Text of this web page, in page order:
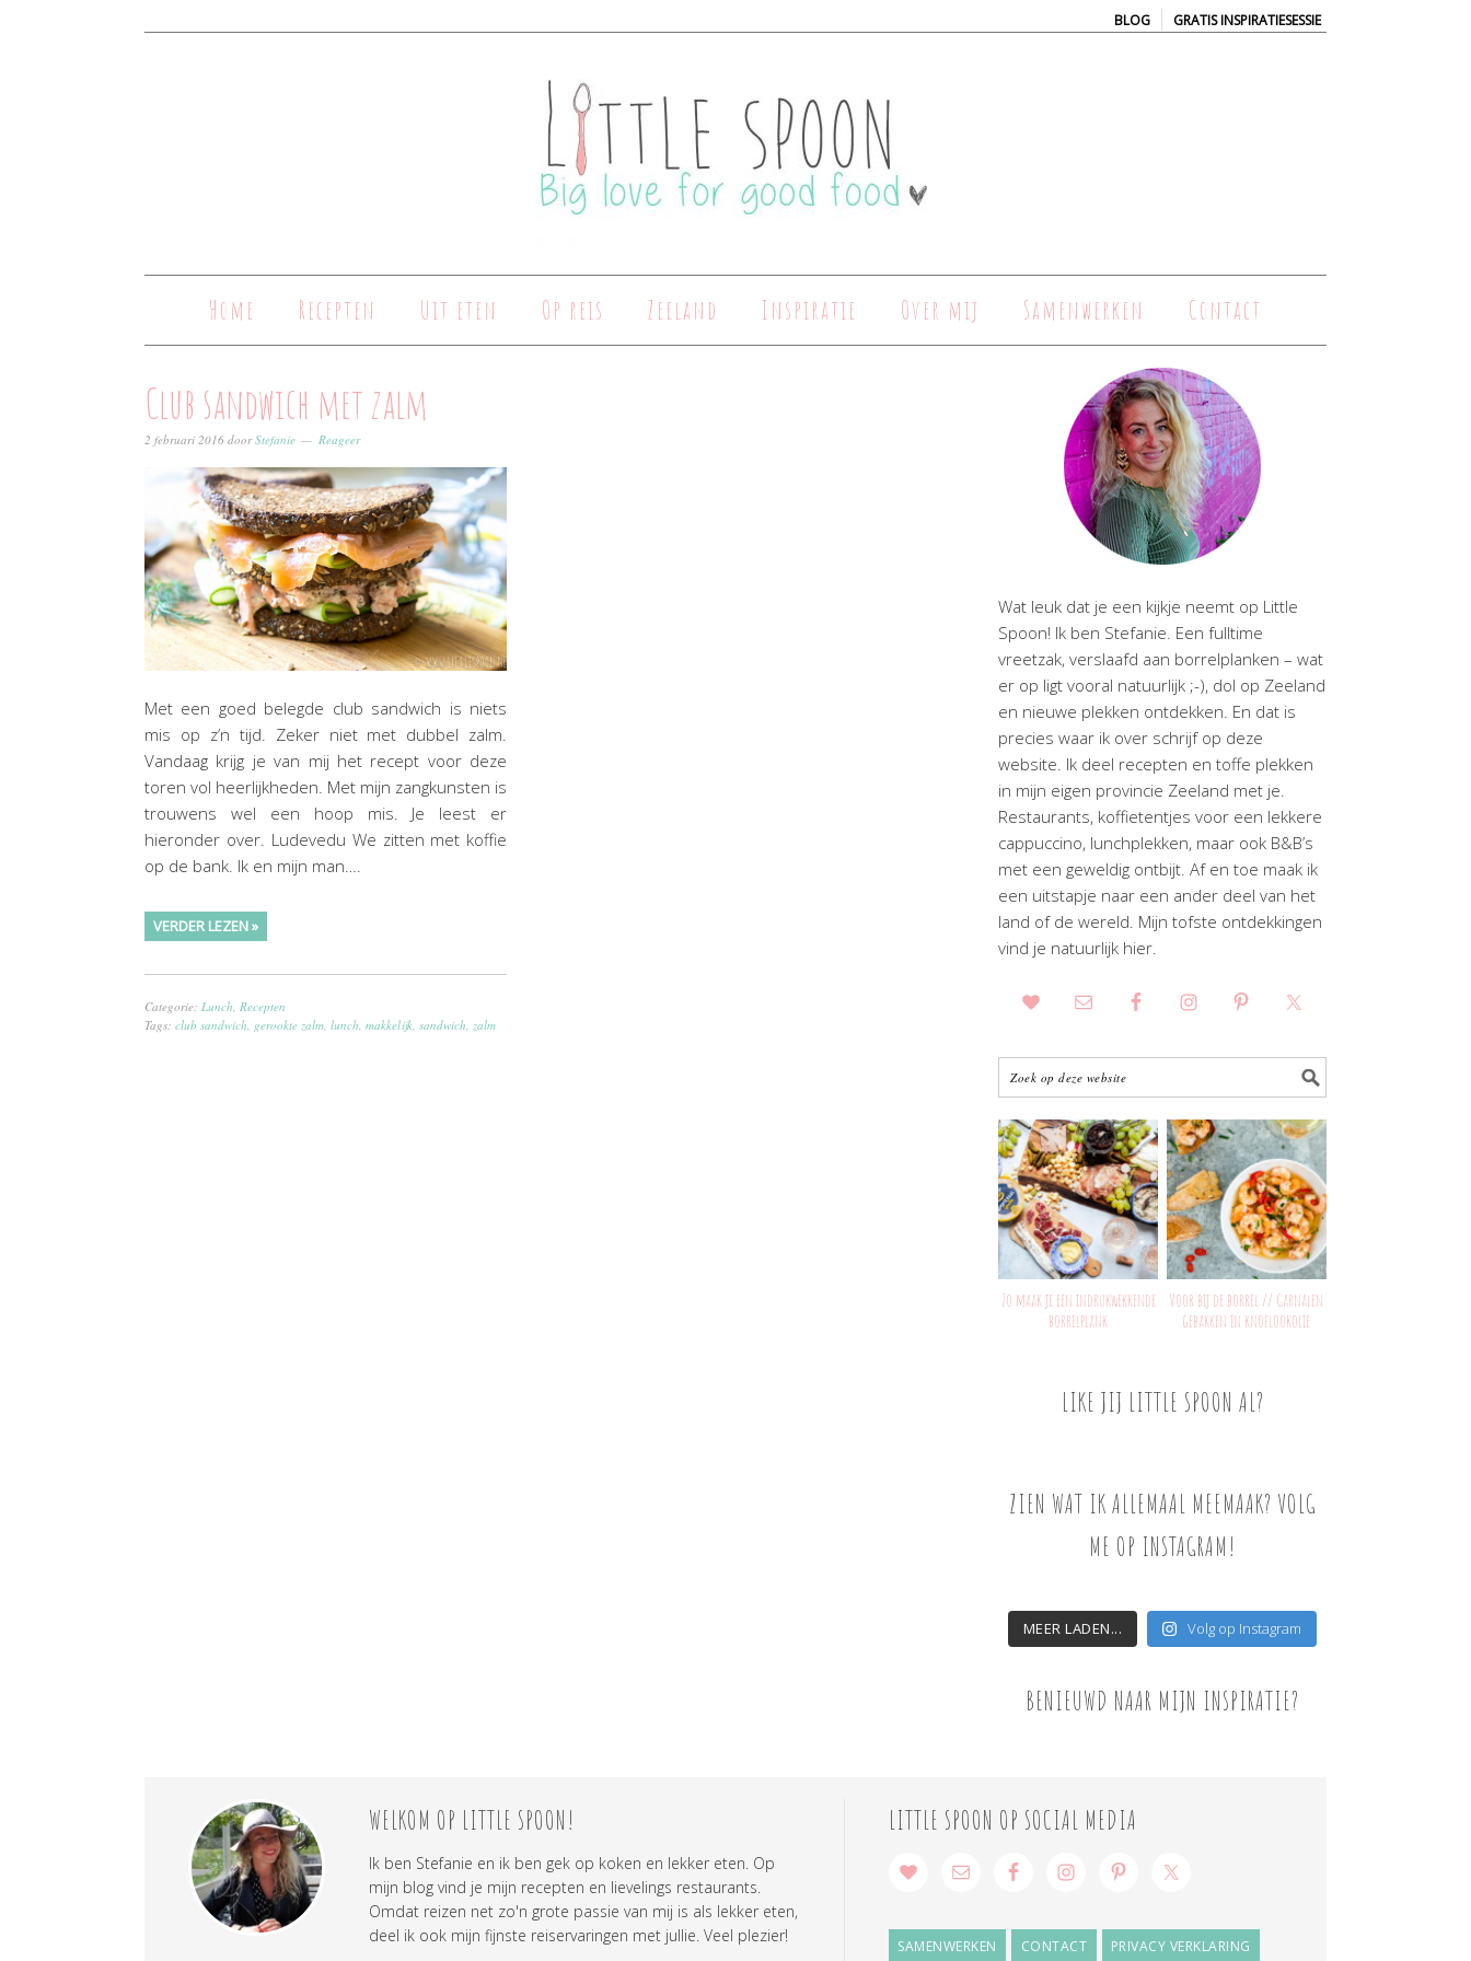
BLOG | GRATIS INSPIRATIESESSIE
Home Recepten Uit eten Op reis Zeeland Inspiratie Over mij Samenwerken Contact
Club sandwich met zalm
2 februari 2016 doorStefanie Reageer
Met een goed belegde club sandwich is niets
mis op z’n tijd. Zeker niet met dubbel zalm.
Vandaag krijg je van mij het recept voor deze
toren vol heerlijkheden. Met mijn zangkunsten is
trouwens wel een hoop mis. Je leest er
hieronder over. Ludevedu We zitten met koffie
op de bank. Ik en mijn man….
VERDER LEZEN »
Categorie: Lunch, Recepten
Tags: club sandwich, gerookte zalm, lunch, makkelijk, sandwich, zalm
Wat leuk dat je een kijkje neemt op Little
Spoon! Ik ben Stefanie. Een fulltime
vreetzak, verslaafd aan borrelplanken – wat
er op ligt vooral natuurlijk ;-), dol op Zeeland
en nieuwe plekken ontdekken. En dat is
precies waar ik over schrijf op deze
website. Ik deel recepten en toffe plekken
in mijn eigen provincie Zeeland met je.
Restaurants, koffietentjes voor een lekkere
cappuccino, lunchplekken, maar ook B&B’s
met een geweldig ontbijt. Af en toe maak ik
een uitstapje naar een ander deel van het
land of de wereld. Mijn tofste ontdekkingen
vind je natuurlijk hier.
Zo maak je een indrukwekkende
borrelplank
Voor bij de borrel // Garnalen
gebakken in knoflookolie
LIKE JIJ LITTLE SPOON AL?
ZIEN WAT IK ALLEMAAL MEEMAAK? VOLG
ME OP INSTAGRAM!
MEER LADEN... Volg op Instagram
BENIEUWD NAAR MIJN INSPIRATIE?
WELKOM OP LITTLE SPOON!
Ik ben Stefanie en ik ben gek op koken en lekker eten. Op
mijn blog vind je mijn recepten en lievelings restaurants.
Omdat reizen net zo'n grote passie van mij is als lekker eten,
deel ik ook mijn fijnste reiservaringen met jullie. Veel plezier!
LITTLE SPOON OP SOCIAL MEDIA
SAMENWERKEN CONTACT PRIVACY VERKLARING